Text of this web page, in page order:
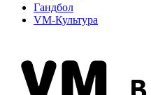
Гандбол
VM-Культура